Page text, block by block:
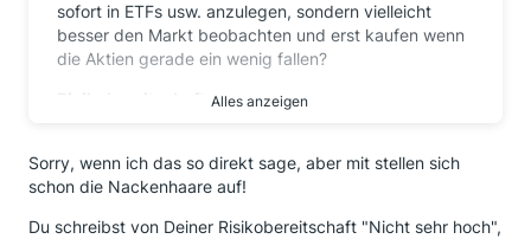
sofort in ETFs usw. anzulegen, sondern vielleicht
besser den Markt beobachten und erst kaufen wenn
die Aktien gerade ein wenig fallen?
bewusst, es wird nicht ohne gehen.
Risikobereitschaft
Alles anzeigen
Sorry, wenn ich das so direkt sage, aber mit stellen sich
schon die Nackenhaare auf!
Du schreibst von Deiner Risikobereitschaft "Nicht sehr hoch",